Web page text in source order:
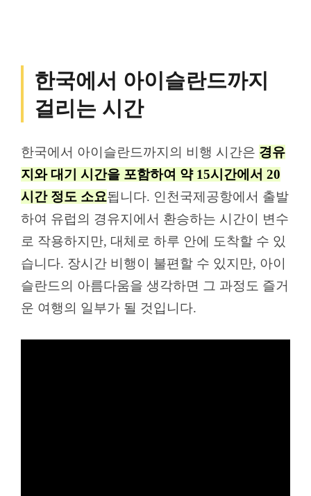
한국에서 아이슬란드까지
걸리는 시간
한국에서 아이슬란드까지의 비행 시간은 경유
지와 대기 시간을 포함하여 약 15시간에서 20
시간 정도 소요됩니다. 인천국제공항에서 출발
하여 유럽의 경유지에서 환승하는 시간이 변수
로 작용하지만, 대체로 하루 안에 도착할 수 있
습니다. 장시간 비행이 불편할 수 있지만, 아이
슬란드의 아름다움을 생각하면 그 과정도 즐거
운 여행의 일부가 될 것입니다.